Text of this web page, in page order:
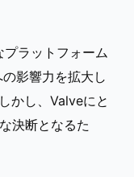
ラットフォーム
影響力を拡大し
かし、Valveにと
決断となるた